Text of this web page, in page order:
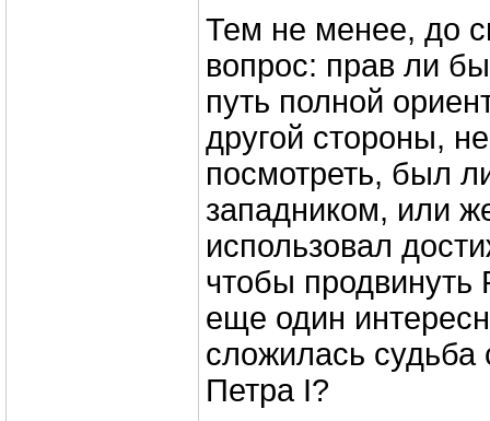
Тем не менее, до
вопрос: прав ли
путь полной
другой стороны,
посмотреть, был
западником, или
использовал
чтобы
еще один
сложилась судьба
Петра I?